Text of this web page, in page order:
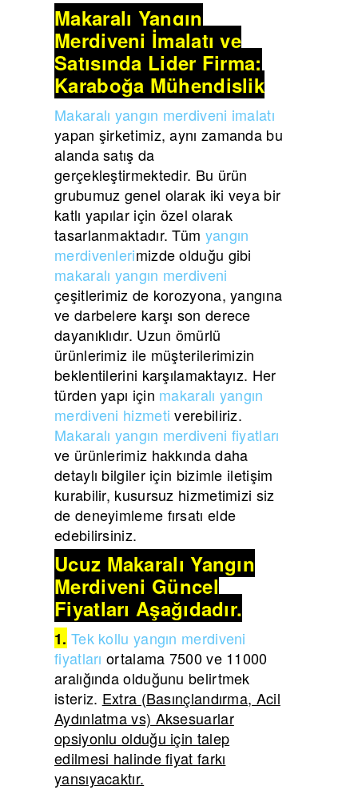
Makaralı Yangın
Merdiveni İmalatı ve
Satışında Lider Firma:
Karaboğa Mühendislik
Makaralı yangın merdiveni imalatı
yapan şirketimiz, aynı zamanda bu
alanda satış da
gerçekleştirmektedir. Bu ürün
grubumuz genel olarak iki veya bir
katlı yapılar için özel olarak
tasarlanmaktadır. Tüm yangın
merdivenlerimizde olduğu gibi
makaralı yangın merdiveni
çeşitlerimiz de korozyona, yangına
ve darbelere karşı son derece
dayanıklıdır. Uzun ömürlü
ürünlerimiz ile müşterilerimizin
beklentilerini karşılamaktayız. Her
türden yapı için makaralı yangın
merdiveni hizmeti verebiliriz.
Makaralı yangın merdiveni fiyatları
ve ürünlerimiz hakkında daha
detaylı bilgiler için bizimle iletişim
kurabilir, kusursuz hizmetimizi siz
de deneyimleme fırsatı elde
edebilirsiniz.
Ucuz Makaralı Yangın
Merdiveni Güncel
Fiyatları Aşağıdadır.
1. Tek kollu yangın merdiveni
fiyatları ortalama 7500 ve 11000
aralığında olduğunu belirtmek
isteriz. Extra (Basınçlandırma, Acil
Aydınlatma vs) Aksesuarlar
opsiyonlu olduğu için talep
edilmesi halinde fiyat farkı
yansıyacaktır.